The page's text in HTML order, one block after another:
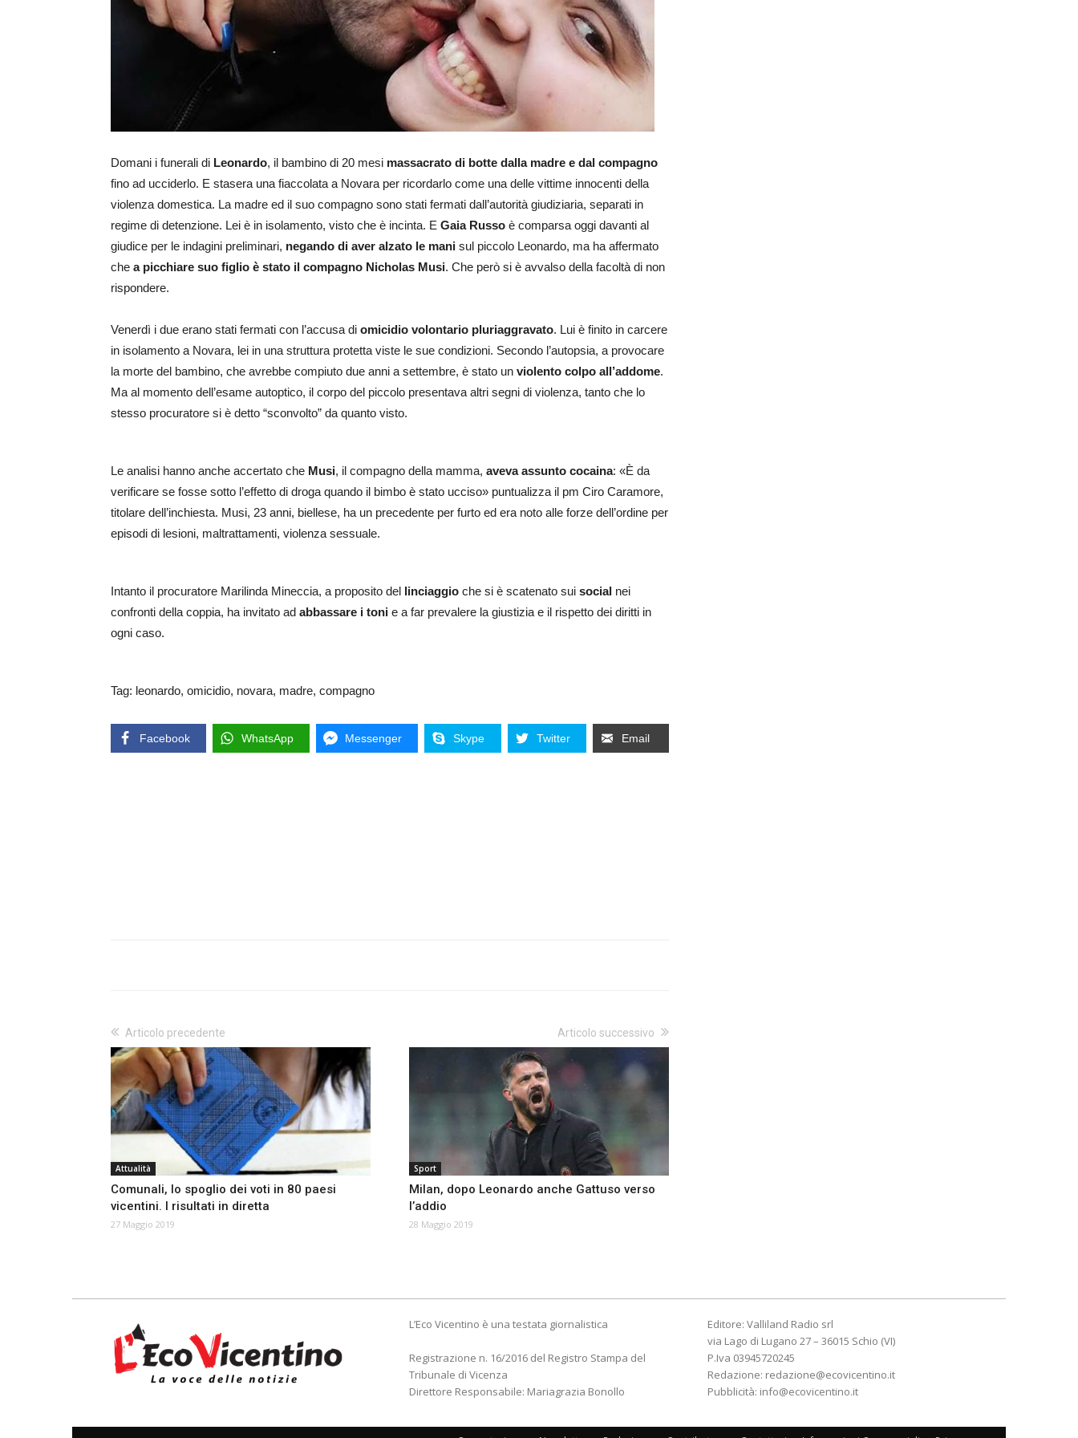
Domani i funerali di Leonardo, il bambino di 20 mesi massacrato di botte dalla madre e dal compagno
fino ad ucciderlo. E stasera una fiaccolata a Novara per ricordarlo come una delle vittime innocenti della
violenza domestica. La madre ed il suo compagno sono stati fermati dall’autorità giudiziaria, separati in
regime di detenzione. Lei è in isolamento, visto che è incinta. E Gaia Russo è comparsa oggi davanti al
giudice per le indagini preliminari, negando di aver alzato le mani sul piccolo Leonardo, ma ha affermato
che a picchiare suo figlio è stato il compagno Nicholas Musi. Che però si è avvalso della facoltà di non
rispondere.
Venerdì i due erano stati fermati con l’accusa di omicidio volontario pluriaggravato. Lui è finito in carcere
in isolamento a Novara, lei in una struttura protetta viste le sue condizioni. Secondo l’autopsia, a provocare
la morte del bambino, che avrebbe compiuto due anni a settembre, è stato un violento colpo all’addome.
Ma al momento dell’esame autoptico, il corpo del piccolo presentava altri segni di violenza, tanto che lo
stesso procuratore si è detto “sconvolto” da quanto visto.
Le analisi hanno anche accertato che Musi, il compagno della mamma, aveva assunto cocaina: «È da
verificare se fosse sotto l’effetto di droga quando il bimbo è stato ucciso» puntualizza il pm Ciro Caramore,
titolare dell’inchiesta. Musi, 23 anni, biellese, ha un precedente per furto ed era noto alle forze dell’ordine per
episodi di lesioni, maltrattamenti, violenza sessuale.
Intanto il procuratore Marilinda Mineccia, a proposito del linciaggio che si è scatenato sui social nei
confronti della coppia, ha invitato ad abbassare i toni e a far prevalere la giustizia e il rispetto dei diritti in
ogni caso.
Tag: leonardo, omicidio, novara, madre, compagno
Facebook WhatsApp Messenger Skype Twitter Email
Articolo precedente
Attualità
Comunali, lo spoglio dei voti in 80 paesi
vicentini. I risultati in diretta
27 Maggio 2019
Articolo successivo
Sport
Milan, dopo Leonardo anche Gattuso verso
l’addio
28 Maggio 2019
L’Eco Vicentino è una testata giornalistica
Registrazione n. 16/2016 del Registro Stampa del
Tribunale di Vicenza
Direttore Responsabile: Mariagrazia Bonollo
Editore: Valliland Radio srl
via Lago di Lugano 27 – 36015 Schio (VI)
P.Iva 03945720245
Redazione: redazione@ecovicentino.it
Pubblicità: info@ecovicentino.it